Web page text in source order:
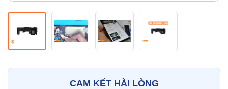
CAM KẾT HÀI LÒNG